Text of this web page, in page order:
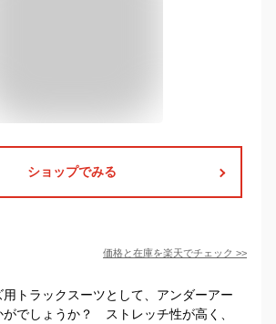
ショップでみる
価格と在庫を楽天でチェック >>
用トラックスーツとして、アンダーアー
がでしょうか？ ストレッチ性が高く、